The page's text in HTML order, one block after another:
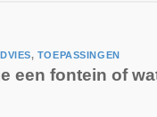
, TOEPASSINGEN
een fontein of